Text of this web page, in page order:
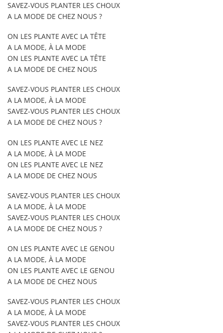
SAVEZ-VOUS PLANTER LES CHOUX
A LA MODE DE CHEZ NOUS ?
ON LES PLANTE AVEC LA TÊTE
A LA MODE, À LA MODE
ON LES PLANTE AVEC LA TÊTE
A LA MODE DE CHEZ NOUS
SAVEZ-VOUS PLANTER LES CHOUX
A LA MODE, À LA MODE
SAVEZ-VOUS PLANTER LES CHOUX
A LA MODE DE CHEZ NOUS ?
ON LES PLANTE AVEC LE NEZ
A LA MODE, À LA MODE
ON LES PLANTE AVEC LE NEZ
A LA MODE DE CHEZ NOUS
SAVEZ-VOUS PLANTER LES CHOUX
A LA MODE, À LA MODE
SAVEZ-VOUS PLANTER LES CHOUX
A LA MODE DE CHEZ NOUS ?
ON LES PLANTE AVEC LE GENOU
A LA MODE, À LA MODE
ON LES PLANTE AVEC LE GENOU
A LA MODE DE CHEZ NOUS
SAVEZ-VOUS PLANTER LES CHOUX
A LA MODE, À LA MODE
SAVEZ-VOUS PLANTER LES CHOUX